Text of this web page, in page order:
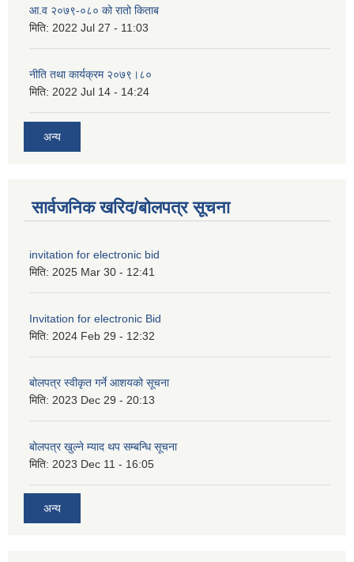
आ.व २०७९-०८० को रातो किताब
मिति: 2022 Jul 27 - 11:03
नीति तथा कार्यक्रम २०७९।८०
मिति: 2022 Jul 14 - 14:24
अन्य
सार्वजनिक खरिद/बोलपत्र सूचना
invitation for electronic bid
मिति: 2025 Mar 30 - 12:41
Invitation for electronic Bid
मिति: 2024 Feb 29 - 12:32
बोलपत्र स्वीकृत गर्ने आशयको सूचना
मिति: 2023 Dec 29 - 20:13
बोलपत्र खुल्ने म्याद थप सम्बन्धि सूचना
मिति: 2023 Dec 11 - 16:05
अन्य